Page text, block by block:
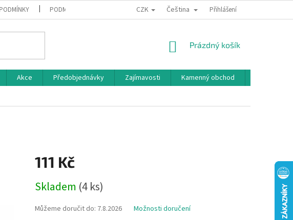
PODMÍNKY OCHRANY OSOBNÍCH ÚDAJŮ BONUSOVÝ PROGRAM
CZK Čeština Přihlášení
NÁKUPNÍ
Prázdný košík
Akce Předobjednávky Zajímavosti Kamenný obchod
111 Kč
cena:
Skladem (4 ks)
Můžeme doručit do: 7.8.2026 Možnosti doručení